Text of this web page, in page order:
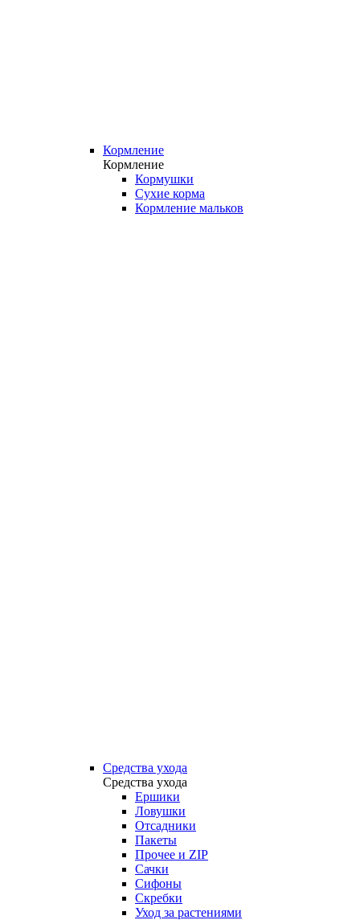
Кормление
Кормление
Кормушки
Сухие корма
Кормление мальков
Средства ухода
Средства ухода
Ершики
Ловушки
Отсадники
Пакеты
Прочее и ZIP
Сачки
Сифоны
Скребки
Уход за растениями